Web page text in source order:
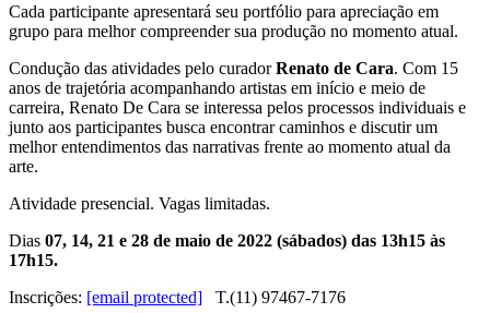
Cada participante apresentará seu portfólio para apreciação em
grupo para melhor compreender sua produção no momento atual.
Condução das atividades pelo curadorRenato de Cara. Com 15
anos de trajetória acompanhando artistas em início e meio de
carreira, Renato De Cara se interessa pelos processos individuais e
junto aos participantes busca encontrar caminhos e discutir um
melhor entendimentos das narrativas frente ao momento atual da
arte.
Atividade presencial. Vagas limitadas.
Dias 07, 14, 21 e 28 de maio de 2022 (sábados) das 13h15 às
17h15.
Inscrições: [email protected] T.(11) 97467-7176